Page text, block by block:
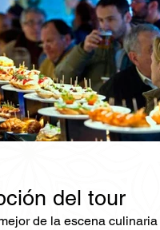
del tour
de la escena